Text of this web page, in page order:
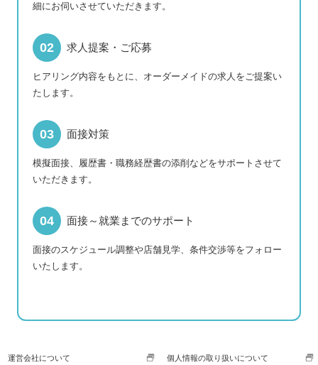
細にお伺いさせていただきます。
求人提案・ご応募
ヒアリング内容をもとに、オーダーメイドの求人をご提案い
たします。
面接対策
模擬面接、履歴書・職務経歴書の添削などをサポートさせて
いただきます。
面接～就業までのサポート
面接のスケジュール調整や店舗見学、条件交渉等をフォロー
いたします。
運営会社について 個人情報の取り扱いについて